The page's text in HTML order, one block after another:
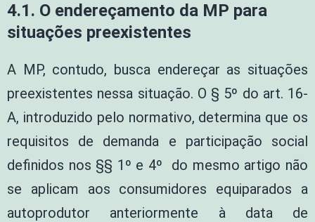
4.1. O endereçamento da MP para
situações preexistentes
A MP, contudo, busca endereçar as situações
preexistentes nessa situação. O § 5º do art. 16-
A, introduzido pelo normativo, determina que os
requisitos de demanda e participação social
definidos nos §§ 1º e 4º do mesmo artigo não
se aplicam aos consumidores equiparados a
autoprodutor anteriormente à data de